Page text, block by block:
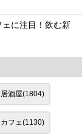
に注目！飲む新
居酒屋(1804)
カフェ(1130)